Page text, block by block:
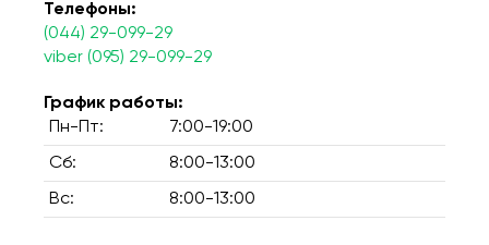
Телефоны:
(044) 29-099-29
viber (095) 29-099-29
График работы:
Пн-Пт:
7:00-19:00
Сб: 8:00-13:00
Вс: 8:00-13:00